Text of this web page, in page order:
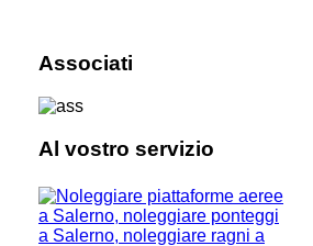
Associati
Al vostro servizio